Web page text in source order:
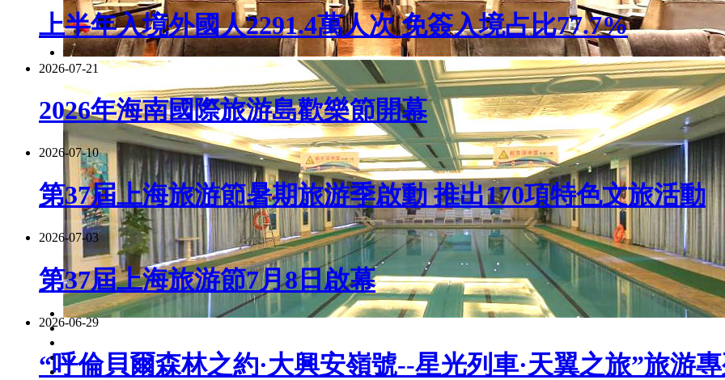
上半年入境外國人2291.4萬人次 免簽入境占比77.7%
2026-07-21
2026年海南國際旅游島歡樂節開幕
2026-07-10
第37屆上海旅游節暑期旅游季啟動 推出170項特色文旅活動
2026-07-03
第37屆上海旅游節7月8日啟幕
2026-06-29
“呼倫貝爾森林之約·大興安嶺號--星光列車·天翼之旅”旅游